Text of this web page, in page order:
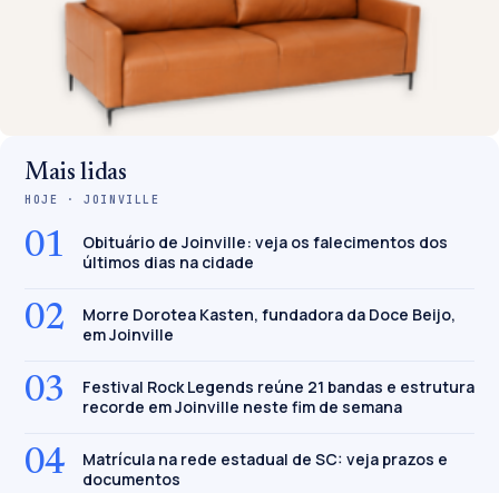
Mais lidas
HOJE · JOINVILLE
01
Obituário de Joinville: veja os falecimentos dos
últimos dias na cidade
02
Morre Dorotea Kasten, fundadora da Doce Beijo,
em Joinville
03
Festival Rock Legends reúne 21 bandas e estrutura
recorde em Joinville neste fim de semana
04
Matrícula na rede estadual de SC: veja prazos e
documentos